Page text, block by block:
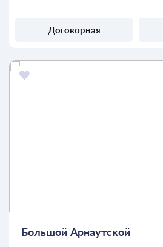
Договорная
Большой Арнаутской